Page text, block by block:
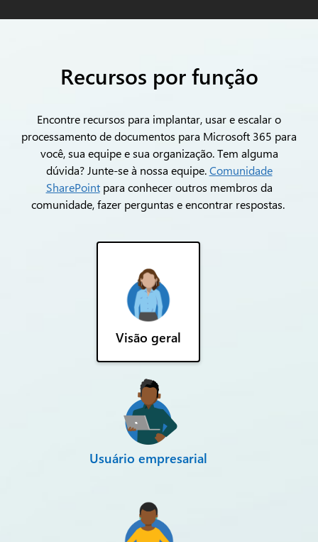
Recursos por função
Encontre recursos para implantar, usar e escalar o
processamento de documentos para Microsoft 365 para
você, sua equipe e sua organização. Tem alguma
dúvida? Junte-se à nossa equipe.Comunidade
SharePointpara conhecer outros membros da
comunidade, fazer perguntas e encontrar respostas.
Visão geral
Usuário empresarial